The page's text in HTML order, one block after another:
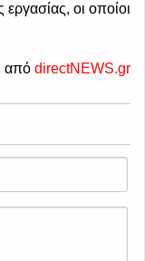
οι οποίοι
από directNEWS.gr